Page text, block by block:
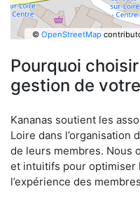
© OpenStreetMap
Pourquoi
gestion de
Kananas soutient les
Loire dans l’organisation
de leurs membres. Nous
et intuitifs pour optimiser
l’expérience des